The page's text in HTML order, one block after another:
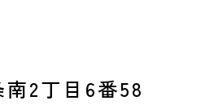
2丁目6番58